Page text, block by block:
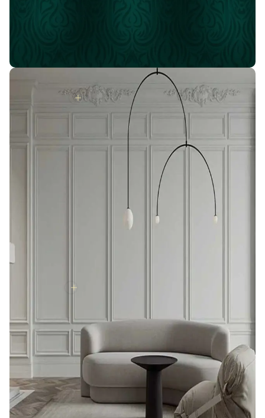
اسأل عن أقوى العروض
إنضم لعائله IDM
#بيتك_هيتحول_قصر